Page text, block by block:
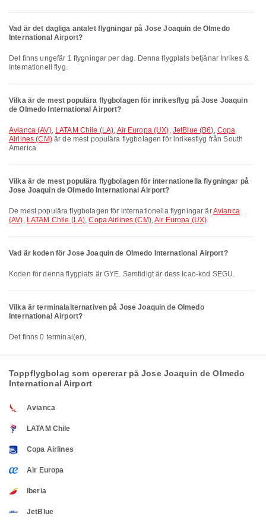
Vad är det dagliga antalet flygningar på Jose Joaquin de Olmedo
International Airport?
Det finns ungefär 1 flygningar per dag. Denna flygplats betjänar Inrikes &
Internationell flyg.
Vilka är de mest populära flygbolagen för inrikesflyg på Jose Joaquin
de Olmedo International Airport?
Avianca (AV), LATAM Chile (LA), Air Europa (UX), JetBlue (B6), Copa
Airlines (CM)är de mest populära flygbolagen för inrikesflyg från South
America.
Vilka är de mest populära flygbolagen för internationella flygningar på
Jose Joaquin de Olmedo International Airport?
De mest populära flygbolagen för internationella flygningar ärAvianca
(AV), LATAM Chile (LA),Copa Airlines (CM),Air Europa (UX).
Vad är koden för Jose Joaquin de Olmedo International Airport?
Koden för denna flygplats är GYE. Samtidigt är dess Icao-kod SEGU.
Vilka är terminalalternativen på Jose Joaquin de Olmedo
International Airport?
Det finns 0 terminal(er),
Toppflygbolag som opererar på Jose Joaquin de Olmedo
International Airport
Avianca
LATAM Chile
Copa Airlines
Air Europa
Iberia
JetBlue